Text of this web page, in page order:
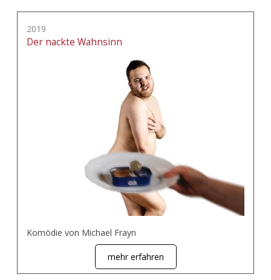
2019
Der nackte Wahnsinn
Komödie von Michael Frayn
mehr erfahren